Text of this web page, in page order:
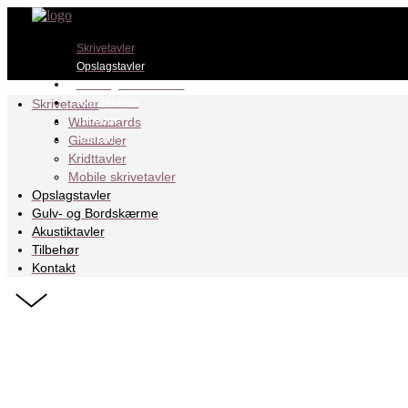
Skrivetavler
Opslagstavler
Akustiktavler
Tilbehør
Kontakt
Skrivetavler
Whiteboards
Glastavler
Kridttavler
Mobile skrivetavler
Opslagstavler
Gulv- og Bordskærme
Akustiktavler
Tilbehør
Kontakt